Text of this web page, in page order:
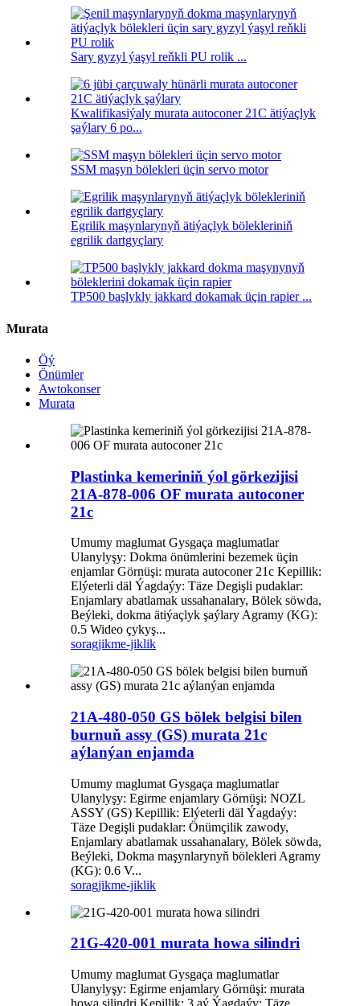
Sary gyzyl ýaşyl reňkli PU rolik ...
Kwalifikasiýaly murata autoconer 21C ätiýaçlyk
şaýlary 6 po...
SSM maşyn bölekleri üçin servo motor
Egrilik maşynlarynyň ätiýaçlyk bölekleriniň
egrilik dartgyçlary
TP500 başlykly jakkard dokamak üçin rapier ...
Murata
Öý
Önümler
Awtokonser
Murata
Plastinka kemeriniň ýol görkezijisi
21A-878-006 OF murata autoconer
21c
Umumy maglumat Gysgaça maglumatlar
Ulanylyşy: Dokma önümlerini bezemek üçin
enjamlar Görnüşi: murata autoconer 21c Kepillik:
Elýeterli däl Ýagdaýy: Täze Degişli pudaklar:
Enjamlary abatlamak ussahanalary, Bölek söwda,
Beýleki, dokma ätiýaçlyk şaýlary Agramy (KG):
0.5 Wideo çykyş...
soragjikme-jiklik
21A-480-050 GS bölek belgisi bilen
burnuň assy (GS) murata 21c
aýlanýan enjamda
Umumy maglumat Gysgaça maglumatlar
Ulanylyşy: Egirme enjamlary Görnüşi: NOZL
ASSY (GS) Kepillik: Elýeterli däl Ýagdaýy:
Täze Degişli pudaklar: Önümçilik zawody,
Enjamlary abatlamak ussahanalary, Bölek söwda,
Beýleki, Dokma maşynlarynyň bölekleri Agramy
(KG): 0.6 V...
soragjikme-jiklik
21G-420-001 murata howa silindri
Umumy maglumat Gysgaça maglumatlar
Ulanylyşy: Egirme enjamlary Görnüşi: murata